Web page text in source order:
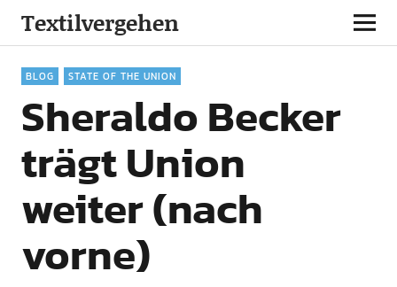
Textilvergehen
BLOG STATE OF THE UNION
Sheraldo Becker
trägt Union
weiter (nach
vorne)